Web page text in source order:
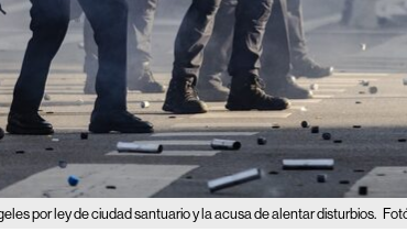
por ley de ciudad santuario y la acusa de alentar disturbios.